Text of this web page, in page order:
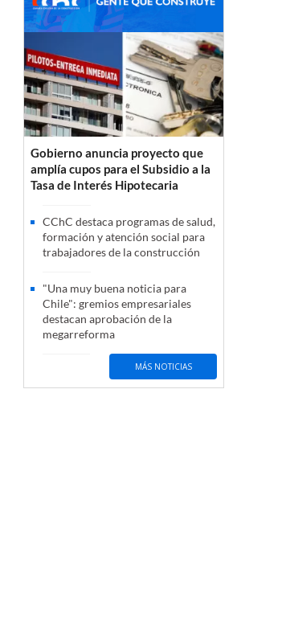
Gobierno anuncia proyecto que
amplía cupos para el Subsidio a la
Tasa de Interés Hipotecaria
CChC destaca programas de salud,
formación y atención social para
trabajadores de la construcción
"Una muy buena noticia para
Chile": gremios empresariales
destacan aprobación de la
megarreforma
MÁS NOTICIAS